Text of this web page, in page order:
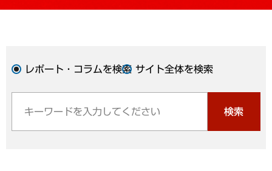
レポート・コラムを検索 サイト全体を検索
検索